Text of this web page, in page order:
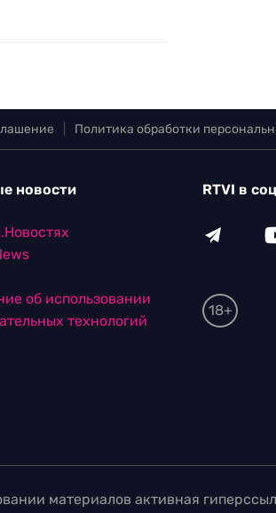
Политика обработки
новости
об использовании
технологий
RTVI в
18+
материалов активная